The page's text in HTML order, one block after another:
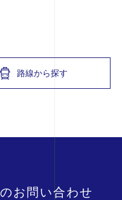
路線から探す
お問い合わせ